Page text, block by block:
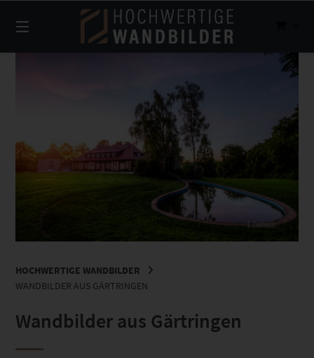
zum
Inhalt
HOCHWERTIGE WANDBILDER
WANDBILDER AUS GÄRTRINGEN
Wandbilder aus Gärtringen